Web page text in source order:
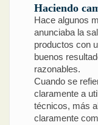
Haciendo
Hace algunos
anunciaba la
productos con
buenos
razonables.
Cuando se
claramente a
técnicos, más
claramente